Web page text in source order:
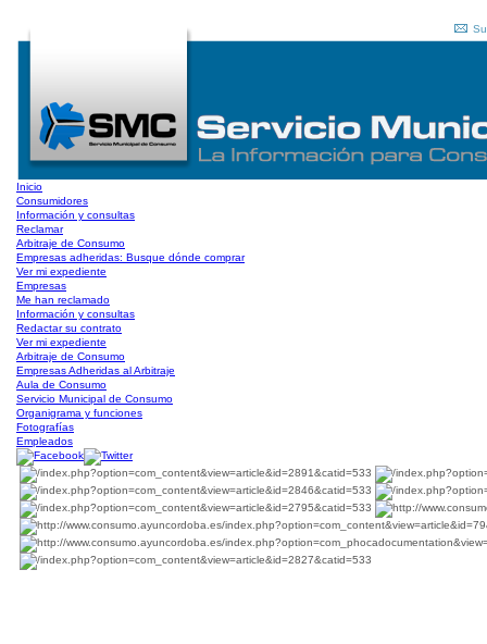
Inicio
Consumidores
Información y consultas
Reclamar
Arbitraje de Consumo
Empresas adheridas: Busque dónde comprar
Ver mi expediente
Empresas
Me han reclamado
Información y consultas
Redactar su contrato
Ver mi expediente
Arbitraje de Consumo
Empresas Adheridas al Arbitraje
Aula de Consumo
Servicio Municipal de Consumo
Organigrama y funciones
Fotografías
Empleados